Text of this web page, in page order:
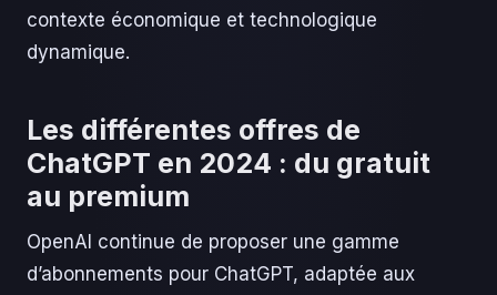
contexte économique et technologique
dynamique.
Les différentes offres de
ChatGPT en 2024 : du gratuit
au premium
OpenAI continue de proposer une gamme
d’abonnements pour ChatGPT, adaptée aux